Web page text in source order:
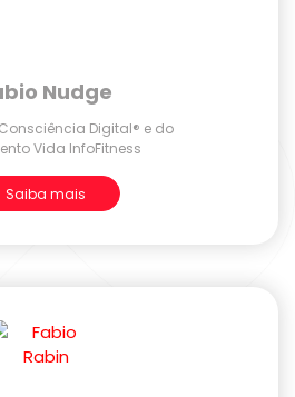
Nudge
Digital® e do
Vida InfoFitness
Saiba mais